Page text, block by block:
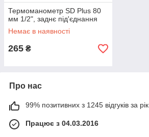
Термоманометр SD Plus 80
мм 1/2", заднє під'єднання
Немає в наявності
265 ₴
Про нас
99% позитивних з 1245 відгуків за рік
Працює з 04.03.2016